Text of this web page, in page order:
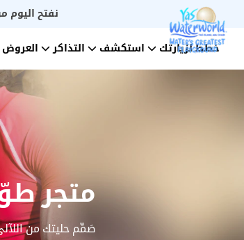
نفتح اليوم
خطط لزيارتك
استكشف التذاكر العروض
متجر
صَمِّم حليتك من